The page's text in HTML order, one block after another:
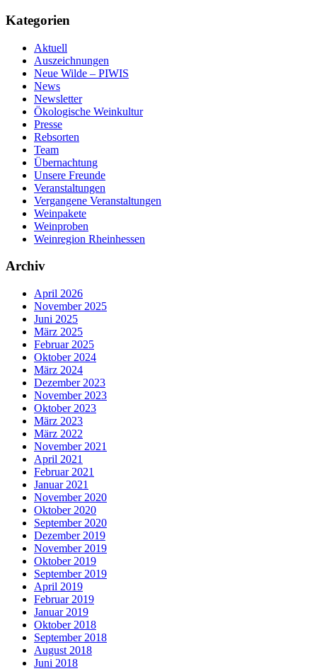
Kategorien
Aktuell
Auszeichnungen
Neue Wilde – PIWIS
News
Newsletter
Ökologische Weinkultur
Presse
Rebsorten
Team
Übernachtung
Unsere Freunde
Veranstaltungen
Vergangene Veranstaltungen
Weinpakete
Weinproben
Weinregion Rheinhessen
Archiv
April 2026
November 2025
Juni 2025
März 2025
Februar 2025
Oktober 2024
März 2024
Dezember 2023
November 2023
Oktober 2023
März 2023
März 2022
November 2021
April 2021
Februar 2021
Januar 2021
November 2020
Oktober 2020
September 2020
Dezember 2019
November 2019
Oktober 2019
September 2019
April 2019
Februar 2019
Januar 2019
Oktober 2018
September 2018
August 2018
Juni 2018